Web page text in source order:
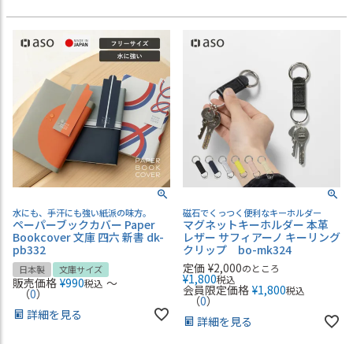
水にも、手汗にも強い紙派の味方。
ペーパーブックカバー Paper
Bookcover 文庫 四六 新書 dk-
pb332
日本製 文庫サイズ
販売価格 ¥990税込 〜
（0）
詳細を見る
磁石でくっつく便利なキーホルダー
マグネットキーホルダー 本革
レザー サフィアーノ キーリング
クリップ bo-mk324
定価 ¥2,000のところ
¥1,800税込
会員限定価格 ¥1,800税込
（0）
詳細を見る